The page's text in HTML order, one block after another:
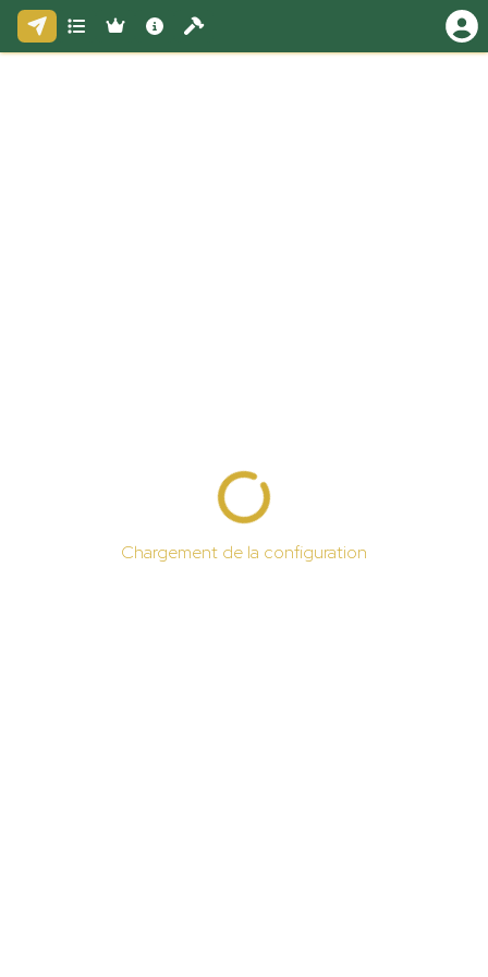
Chargement de la configuration